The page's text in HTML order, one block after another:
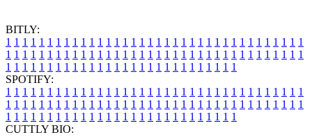
BITLY:
1 1 1 1 1 1 1 1 1 1 1 1 1 1 1 1 1 1 1 1 1 1 1 1 1 1 1 1 1 1 1 1 1 1 1 1
1 1 1 1 1 1 1 1 1 1 1 1 1 1 1 1 1 1 1 1 1 1 1 1 1 1 1 1 1 1 1 1 1 1 1 1
1 1 1 1 1 1 1 1 1 1 1 1 1 1 1 1 1 1 1 1 1 1 1 1 1 1 1 1
SPOTIFY:
1 1 1 1 1 1 1 1 1 1 1 1 1 1 1 1 1 1 1 1 1 1 1 1 1 1 1 1 1 1 1 1 1 1 1 1
1 1 1 1 1 1 1 1 1 1 1 1 1 1 1 1 1 1 1 1 1 1 1 1 1 1 1 1 1 1 1 1 1 1 1 1
1 1 1 1 1 1 1 1 1 1 1 1 1 1 1 1 1 1 1 1 1 1 1 1 1 1 1 1
CUTTLY BIO: